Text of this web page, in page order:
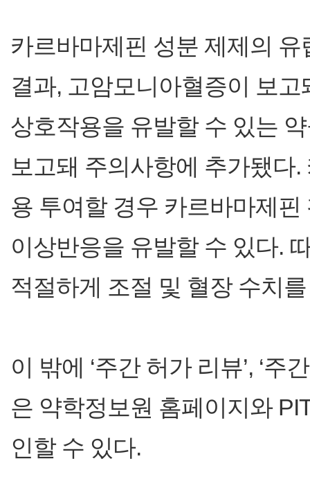
카르바마제핀 성분 제제의
결과, 고암모니아혈증이 보고
상호작용을 유발할 수 있는
보고돼 주의사항에 추가됐다
용 투여할 경우 카르바마제
이상반응을 유발할 수 있다.
적절하게 조절 및 혈장 수치
이 밖에 ‘주간 허가 리뷰’, ‘주
은 약학정보원 홈페이지와
인할 수 있다.